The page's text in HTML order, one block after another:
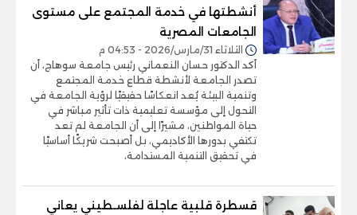
أنشطتها في خدمة المجتمع على مستوى
الجامعات المصرية
الثلاثاء 31/مارس/2026 - 04:53 م
أكد الدكتور حسان النعماني رئيس جامعة سوهاج، أن
تصدر الجامعة لأنشطة قطاع خدمة المجتمع
وتنمية البيئة يُعد انعكاسًا حقيقيًا لرؤية الجامعة في
التحول إلى مؤسسة تعليمية ذات تأثير مباشر في
حياة المواطنين، مشيرًا إلى أن الجامعة لم تعد
تكتفي بدورها الأكاديمي، بل أصبحت شريكًا أساسيًا
في تحقيق التنمية المستدامة،
قسطرة قلبية عاجلة لفلسـطيني يعاني